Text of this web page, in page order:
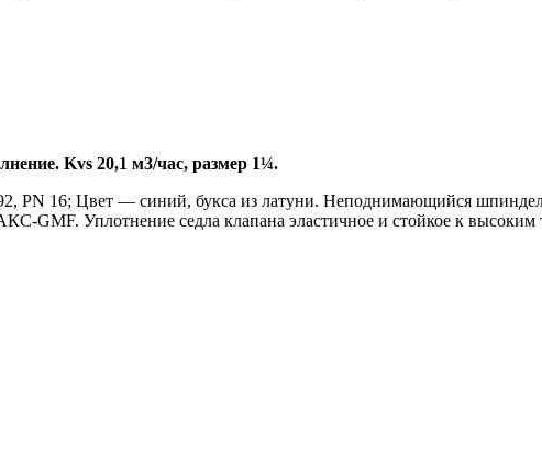
Kvs 20,1 м3/час, размер 1¼.
PN 16; Цвет — синий, букса из латуни. Неподнимающийся
GMF. Уплотнение седла клапана эластичное и стойкое к